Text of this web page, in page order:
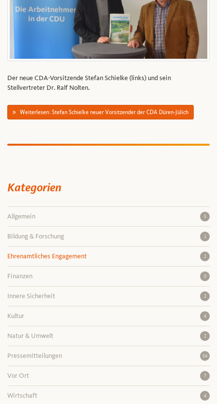
Der neue CDA-Vorsitzende Stefan Schielke (links) und sein
Stellvertreter Dr. Ralf Nolten.
Weiterlesen: Stefan Schielke neuer Vorsitzender der CDA Düren-Jülich
Kategorien
Allgemein 5
Bildung & Forschung 1
Ehrenamtliches Engagement 2
Finanzen 0
Innere Sicherheit 2
Kultur 4
Natur & Umwelt 2
Pressemitteilungen 54
Vor Ort 7
Wirtschaft 4